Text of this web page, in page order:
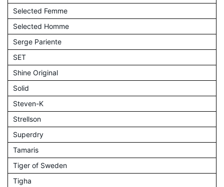
Selected Femme
Selected Homme
Serge Pariente
SET
Shine Original
Solid
Steven-K
Strellson
Superdry
Tamaris
Tiger of Sweden
Tigha